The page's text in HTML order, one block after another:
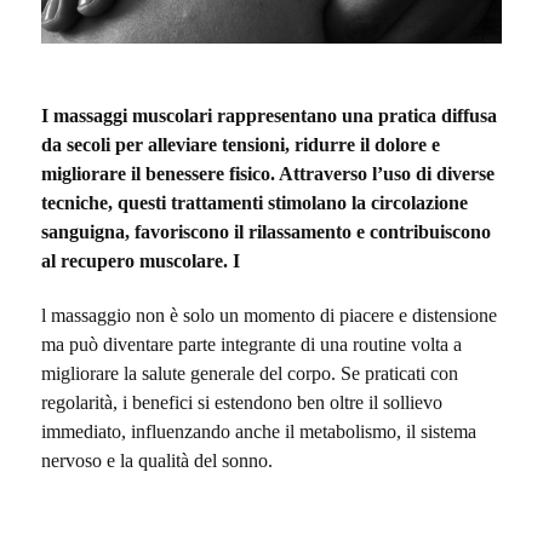
I massaggi muscolari rappresentano una pratica diffusa
da secoli per alleviare tensioni, ridurre il dolore e
migliorare il benessere fisico. Attraverso l’uso di diverse
tecniche, questi trattamenti stimolano la circolazione
sanguigna, favoriscono il rilassamento e contribuiscono
al recupero muscolare. I
l massaggio non è solo un momento di piacere e distensione
ma può diventare parte integrante di una routine volta a
migliorare la salute generale del corpo. Se praticati con
regolarità, i benefici si estendono ben oltre il sollievo
immediato, influenzando anche il metabolismo, il sistema
nervoso e la qualità del sonno.